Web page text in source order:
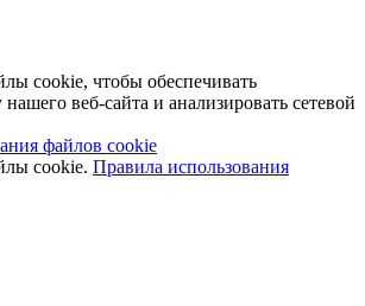
cookie, чтобы обеспечивать
веб-сайта и анализировать сетевой
файлов cookie
cookie. Правила использования